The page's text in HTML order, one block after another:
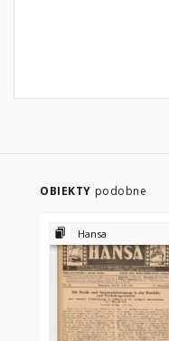
OBIEKTY podobne
Hansa